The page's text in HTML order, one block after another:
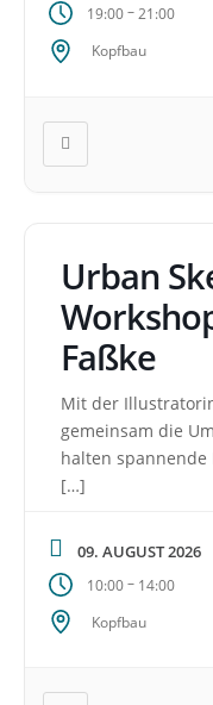
19:00–21:00
Kopfbau
Urban
Faßke
Mit der
gemeinsam die
halten
[…]
09. AUGUST 2026
10:00– 14:00
Kopfbau